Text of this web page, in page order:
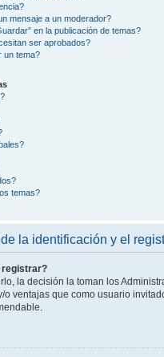
mensaje a un moderador?
en la publicación de temas?
ser aprobados?
un tema?
temas?
la identificación y el
registrar?
la decisión la toman los
ventajas que como usuario